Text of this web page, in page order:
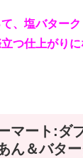
、塩バター
つ仕上がり
マート:ダ
ん＆バタ